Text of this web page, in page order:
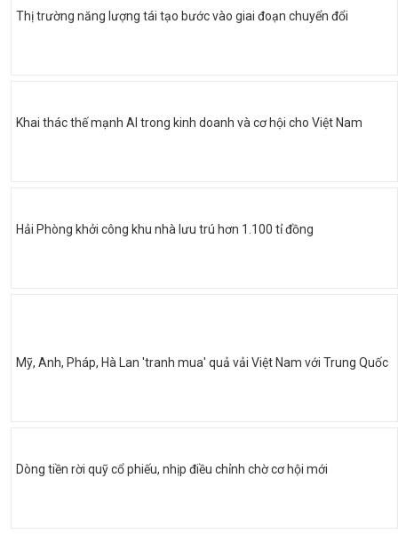
Thị trường năng lượng tái tạo bước vào giai đoạn chuyển đổi
Khai thác thế mạnh AI trong kinh doanh và cơ hội cho Việt Nam
Hải Phòng khởi công khu nhà lưu trú hơn 1.100 tỉ đồng
Mỹ, Anh, Pháp, Hà Lan 'tranh mua' quả vải Việt Nam với Trung Quốc
Dòng tiền rời quỹ cổ phiếu, nhịp điều chỉnh chờ cơ hội mới